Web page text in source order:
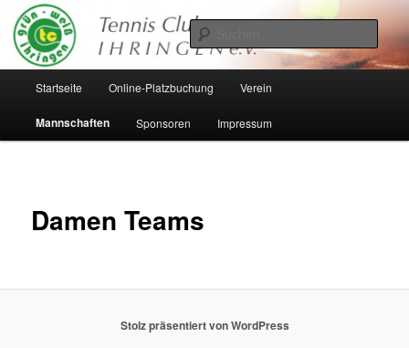
Zum
Inhalt
wechseln
Startseite Online-Platzbuchung Verein
Mannschaften Sponsoren Impressum
Damen Teams
Stolz präsentiert von WordPress